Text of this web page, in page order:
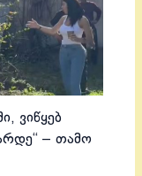
ვიწყებ
– თამო